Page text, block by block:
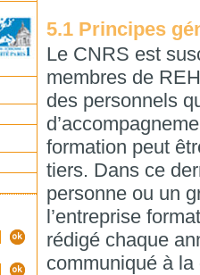
5.1 Principes
Le CNRS est
membres de
des personnels
formation peut
tiers. Dans ce
personne ou un
l’entreprise
rédigé chaque
communiqué à